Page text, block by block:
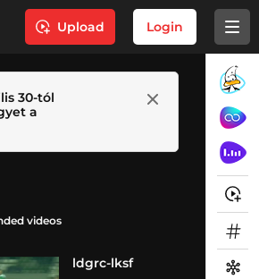
Upload Login
30-tól
a
videos
ldgrc-lksf